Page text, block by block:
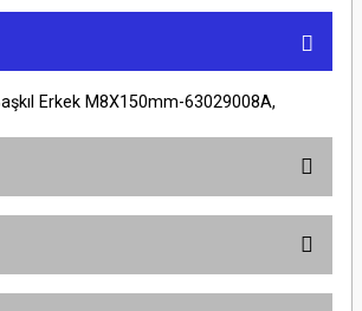
Erkek M8X150mm-63029008A,